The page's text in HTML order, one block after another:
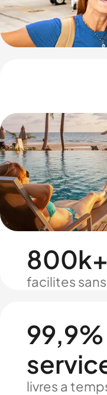
facilites
livres a